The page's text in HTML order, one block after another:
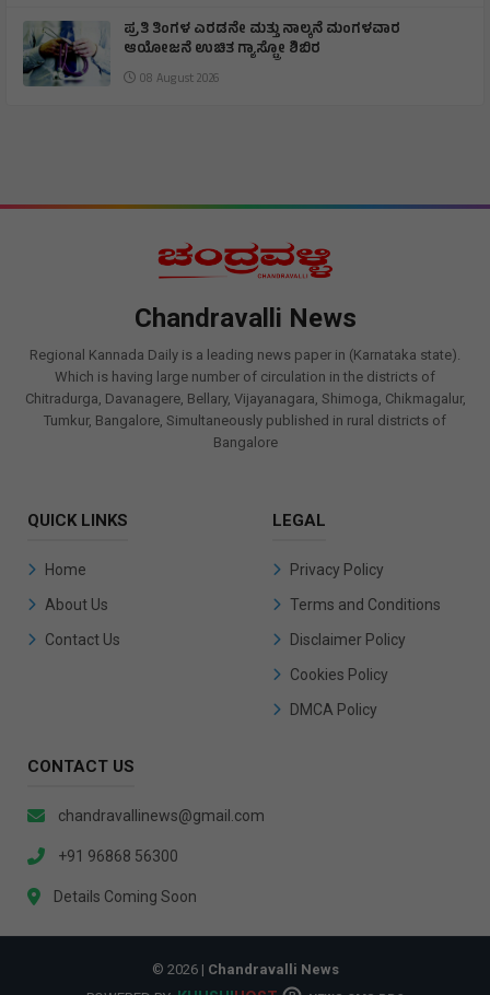
ಪ್ರತಿ ತಿಂಗಳ ಎರಡನೇ ಮತ್ತು ನಾಲ್ಕನೆ ಮಂಗಳವಾರ
ಆಯೋಜನೆ ಉಚಿತ ಗ್ಯಾಸ್ಟ್ರೋ ಶಿಬಿರ
08 August 2026
Chandravalli News
Regional Kannada Daily is a leading news paper in (Karnataka state).
Which is having large number of circulation in the districts of
Chitradurga, Davanagere, Bellary, Vijayanagara, Shimoga, Chikmagalur,
Tumkur, Bangalore, Simultaneously published in rural districts of
Bangalore
QUICK LINKS
Home
About Us
Contact Us
LEGAL
Privacy Policy
Terms and Conditions
Disclaimer Policy
Cookies Policy
DMCA Policy
CONTACT US
chandravallinews@gmail.com
+91 96868 56300
Details Coming Soon
© 2026 | Chandravalli News